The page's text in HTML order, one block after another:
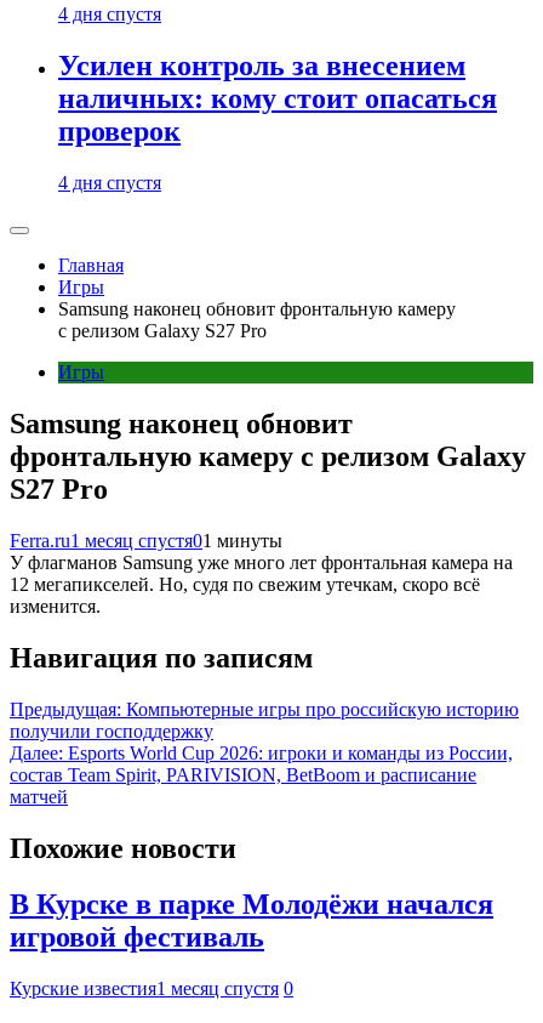
4 дня спустя
Усилен контроль за внесением
наличных: кому стоит опасаться
проверок
4 дня спустя
Главная
Игры
Samsung наконец обновит фронтальную камеру
с релизом Galaxy S27 Pro
Игры
Samsung наконец обновит
фронтальную камеру с релизом Galaxy
S27 Pro
Ferra.ru1 месяц спустя01 минуты
У флагманов Samsung уже много лет фронтальная камера на
12 мегапикселей. Но, судя по свежим утечкам, скоро всё
изменится.
Навигация по записям
Предыдущая: Компьютерные игры про российскую историю
получили господдержку
Далее: Esports World Cup 2026: игроки и команды из России,
состав Team Spirit, PARIVISION, BetBoom и расписание
матчей
Похожие новости
В Курске в парке Молодёжи начался
игровой фестиваль
Курские известия1 месяц спустя 0